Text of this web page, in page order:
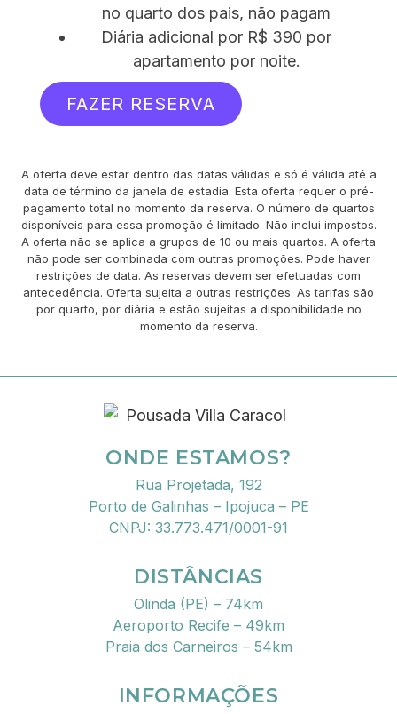
no quarto dos pais, não pagam
Diária adicional por R$ 390 por
apartamento por noite.
FAZER RESERVA
A oferta deve estar dentro das datas válidas e só é válida até a
data de término da janela de estadia. Esta oferta requer o pré-
pagamento total no momento da reserva. O número de quartos
disponíveis para essa promoção é limitado. Não inclui impostos.
A oferta não se aplica a grupos de 10 ou mais quartos. A oferta
não pode ser combinada com outras promoções. Pode haver
restrições de data. As reservas devem ser efetuadas com
antecedência. Oferta sujeita a outras restrições. As tarifas são
por quarto, por diária e estão sujeitas a disponibilidade no
momento da reserva.
ONDE ESTAMOS?
Rua Projetada, 192
Porto de Galinhas – Ipojuca – PE
CNPJ: 33.773.471/0001-91
DISTÂNCIAS
Olinda (PE) – 74km
Aeroporto Recife – 49km
Praia dos Carneiros – 54km
INFORMAÇÕES